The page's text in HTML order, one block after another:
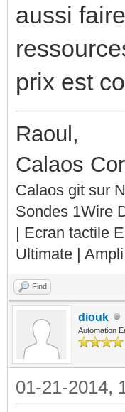
aussi
prix est
Raoul,
Calaos
Calaos git sur
Sondes 1Wire
| Ecran tactile
Ultimate |
Find
diouk
Automation
01-21-2014,